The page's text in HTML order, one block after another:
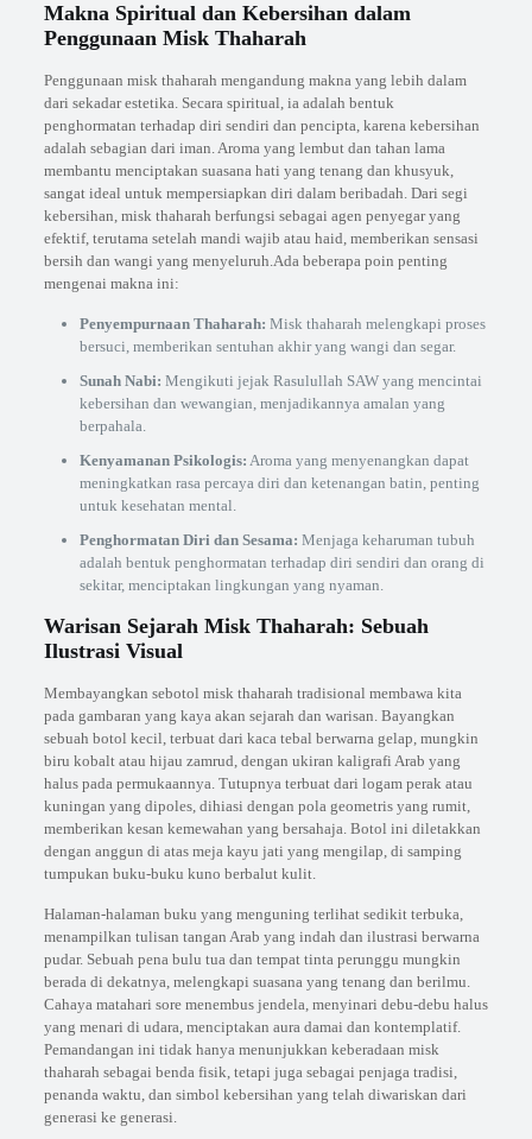
Makna Spiritual dan Kebersihan dalam
Penggunaan Misk Thaharah
Penggunaan misk thaharah mengandung makna yang lebih dalam
dari sekadar estetika. Secara spiritual, ia adalah bentuk
penghormatan terhadap diri sendiri dan pencipta, karena kebersihan
adalah sebagian dari iman. Aroma yang lembut dan tahan lama
membantu menciptakan suasana hati yang tenang dan khusyuk,
sangat ideal untuk mempersiapkan diri dalam beribadah. Dari segi
kebersihan, misk thaharah berfungsi sebagai agen penyegar yang
efektif, terutama setelah mandi wajib atau haid, memberikan sensasi
bersih dan wangi yang menyeluruh.Ada beberapa poin penting
mengenai makna ini:
Penyempurnaan Thaharah: Misk thaharah melengkapi proses
bersuci, memberikan sentuhan akhir yang wangi dan segar.
Sunah Nabi: Mengikuti jejak Rasulullah SAW yang mencintai
kebersihan dan wewangian, menjadikannya amalan yang
berpahala.
Kenyamanan Psikologis: Aroma yang menyenangkan dapat
meningkatkan rasa percaya diri dan ketenangan batin, penting
untuk kesehatan mental.
Penghormatan Diri dan Sesama: Menjaga keharuman tubuh
adalah bentuk penghormatan terhadap diri sendiri dan orang di
sekitar, menciptakan lingkungan yang nyaman.
Warisan Sejarah Misk Thaharah: Sebuah
Ilustrasi Visual
Membayangkan sebotol misk thaharah tradisional membawa kita
pada gambaran yang kaya akan sejarah dan warisan. Bayangkan
sebuah botol kecil, terbuat dari kaca tebal berwarna gelap, mungkin
biru kobalt atau hijau zamrud, dengan ukiran kaligrafi Arab yang
halus pada permukaannya. Tutupnya terbuat dari logam perak atau
kuningan yang dipoles, dihiasi dengan pola geometris yang rumit,
memberikan kesan kemewahan yang bersahaja. Botol ini diletakkan
dengan anggun di atas meja kayu jati yang mengilap, di samping
tumpukan buku-buku kuno berbalut kulit.
Halaman-halaman buku yang menguning terlihat sedikit terbuka,
menampilkan tulisan tangan Arab yang indah dan ilustrasi berwarna
pudar. Sebuah pena bulu tua dan tempat tinta perunggu mungkin
berada di dekatnya, melengkapi suasana yang tenang dan berilmu.
Cahaya matahari sore menembus jendela, menyinari debu-debu halus
yang menari di udara, menciptakan aura damai dan kontemplatif.
Pemandangan ini tidak hanya menunjukkan keberadaan misk
thaharah sebagai benda fisik, tetapi juga sebagai penjaga tradisi,
penanda waktu, dan simbol kebersihan yang telah diwariskan dari
generasi ke generasi.